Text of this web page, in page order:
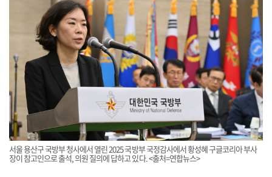
서울 용산구 국방부 청사에서 열린 2025 국방부 국정감사에서 황성혜 구글코리아 부사
장이 참고인으로 출석, 의원 질의에 답하고 있다. <출처=연합뉴스>